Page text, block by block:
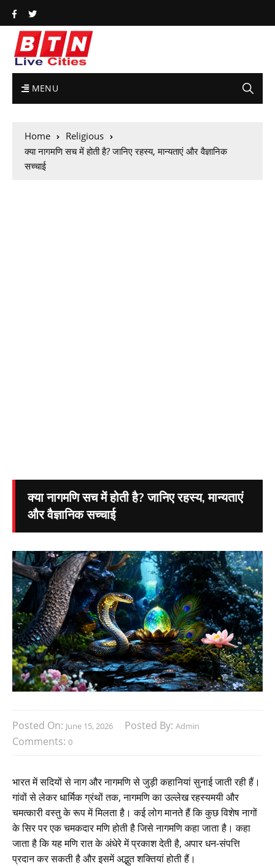
MENU
Home
Religious
क्या नागमणि सच में होती है? जानिए रहस्य, मान्यताएं और वैज्ञानिक
सच्चाई
क्या नागमणि सच में होती है? जानिए रहस्य, मान्यताएं
और वैज्ञानिक सच्चाई
Posted On: June 15, 2026 Posted By: Admin
Comments: 0
भारत में सदियों से नाग और नागमणि से जुड़ी कहानियां सुनाई जाती रही हैं।
गांवों से लेकर धार्मिक ग्रंथों तक, नागमणि का उल्लेख रहस्यमयी और
चमत्कारी वस्तु के रूप में मिलता है। कई लोग मानते हैं कि कुछ विशेष नागों
के सिर पर एक चमकदार मणि होती है जिसे नागमणि कहा जाता है। कहा
जाता है कि यह मणि रात के अंधेरे में प्रकाश देती है, अपार धन-संपत्ति
प्रदान कर सकती है और इसमें अद्भुत शक्तियां होती हैं।